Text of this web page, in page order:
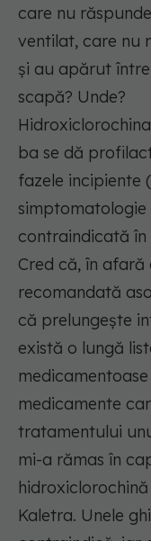
care nu
ventilat, care nu
și au apărut
scapă? Unde?
ba se dă
fazele incipiente
contraindicată
Cred că, în
recomandată
că prelungește
există o lungă
medicamente
tratamentului
mi-a rămas în
Kaletra. Unele